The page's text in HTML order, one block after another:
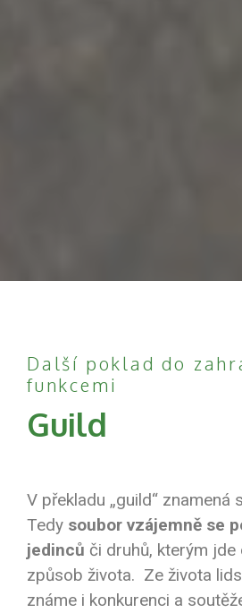
Další poklad do
funkcemi
Guild
V překladu „guild“ znamená
Tedy soubor vzájemně se
jedinců či druhů, kterým
způsob života. Ze života
známe i konkurenci a